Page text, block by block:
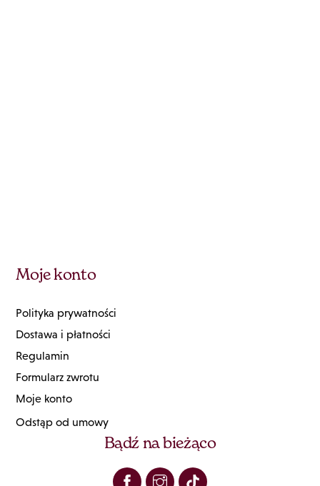
Moje konto
Polityka prywatności
Dostawa i płatności
Regulamin
Formularz zwrotu
Moje konto
Odstąp od umowy
Bądź na bieżąco